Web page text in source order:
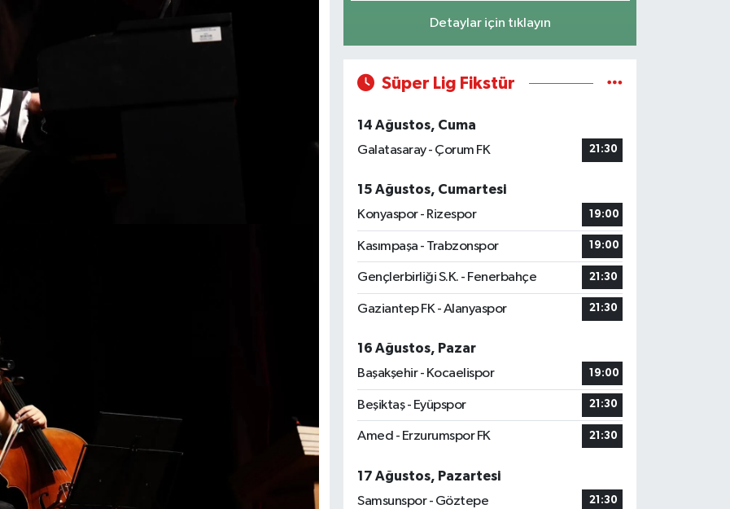
Detaylar için tıklayın
Süper Lig Fikstür
14 Ağustos, Cuma
Galatasaray - Çorum FK
21:30
15 Ağustos, Cumartesi
Konyaspor - Rizespor
19:00
Kasımpaşa - Trabzonspor 19:00
Gençlerbirliği S.K. - Fenerbahçe 21:30
Gaziantep FK - Alanyaspor 21:30
16 Ağustos, Pazar
Başakşehir - Kocaelispor
19:00
Beşiktaş - Eyüpspor 21:30
Amed - Erzurumspor FK 21:30
17 Ağustos, Pazartesi
Samsunspor - Göztepe
21:30